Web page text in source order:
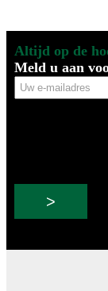
Altijd op de
Meld u aan
Uw
e-